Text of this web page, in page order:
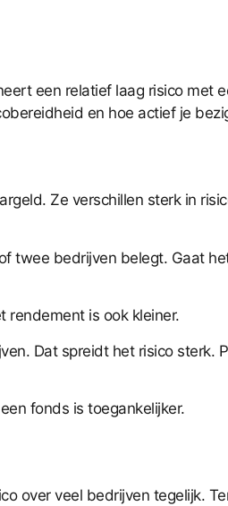
een relatief laag risico met
en hoe actief je
Ze verschillen sterk in
twee bedrijven belegt. Gaat
rendement is ook kleiner.
Dat spreidt het risico sterk.
fonds is toegankelijker.
over veel bedrijven tegelijk.